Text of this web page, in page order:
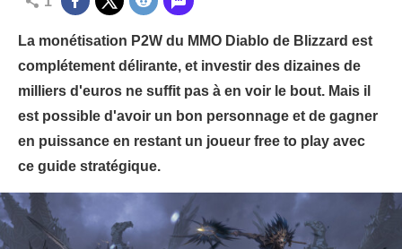
La monétisation P2W du MMO Diablo de Blizzard est
complétement délirante, et investir des dizaines de
milliers d'euros ne suffit pas à en voir le bout. Mais il
est possible d'avoir un bon personnage et de gagner
en puissance en restant un joueur free to play avec
ce guide stratégique.